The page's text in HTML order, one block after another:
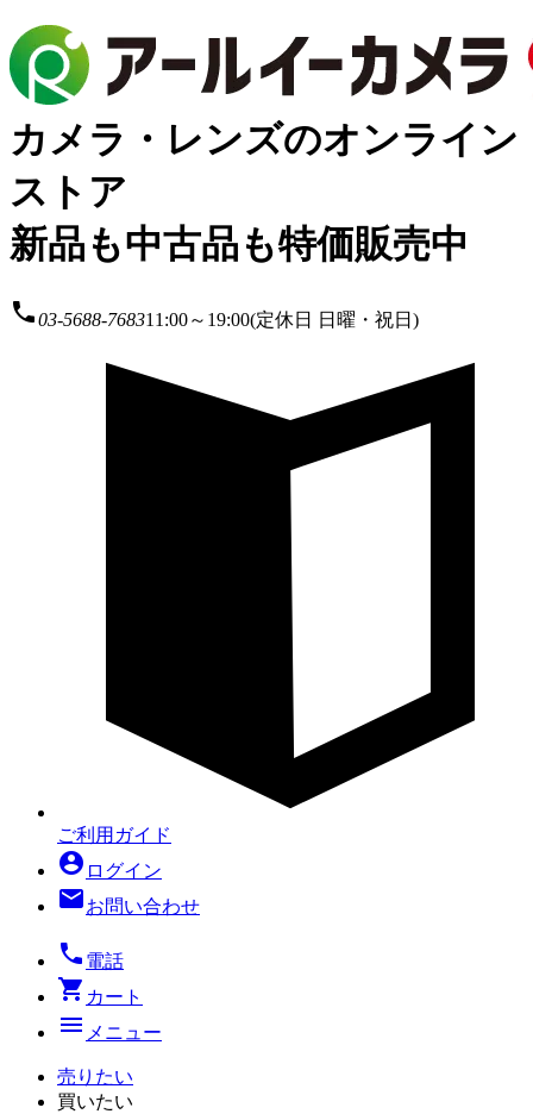
カメラ・レンズのオンライン
ストア
新品も中古品も特価販売中
local_phone03-5688-768311:00～19:00(定休日 日曜・祝日)
ご利用ガイド
account_circle ログイン
mailお問い合わせ
local_phone 電話
shopping_cart カート
menu メニュー
売りたい
買いたい